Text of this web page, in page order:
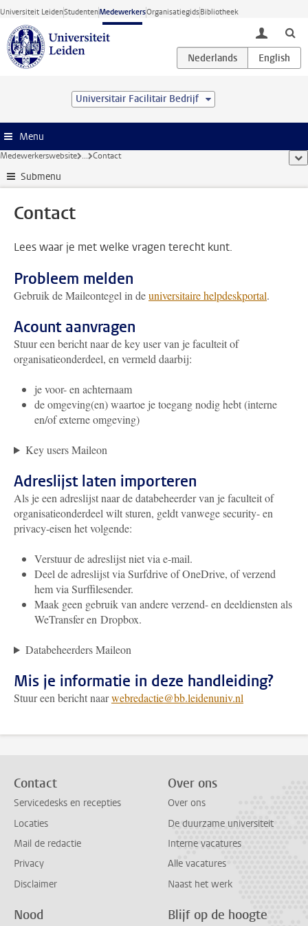
Ga direct naar de inhoud
Universiteit LeidenStudentenMedewerkersOrganisatiegidsBibliotheek
toggle
Universitair Facilitair Bedrijf
Menu
Medewerkerswebsite ... Contact
Submenu
Contact
Lees waar je met welke vragen terecht kunt.
Probleem melden
Gebruik de Maileontegel in deuniversitaire helpdeskportal.
Acount aanvragen
Stuur een bericht naar de key user van je faculteit of
organisatieonderdeel, en vermeld daarbij:
je voor- en achternaam
de omgeving(en) waartoe je toegang nodig hebt (interne
en/of externe omgeving)
Key users Maileon
Adreslijst laten importeren
Als je een adreslijst naar de databeheerder van je faculteit of
organisatieonderdeel wilt sturen, geldt vanwege security- en
privacy-eisen het volgende:
Verstuur de adreslijst niet via e-mail.
Deel de adreslijst via Surfdrive of OneDrive, of verzend
hem via Surffilesender.
Maak geen gebruik van andere verzend- en deeldiensten als
WeTransfer en Dropbox.
Databeheerders Maileon
Mis je informatie in deze handleiding?
Stuur een bericht naarwebredactie@bb.leidenuniv.nl
Contact
Servicedesks en recepties
Locaties
Mail de redactie
Privacy
Disclaimer
Over ons
Over ons
De duurzame universiteit
Interne vacatures
Alle vacatures
Naast het werk
Nood Blijf op de hoogte